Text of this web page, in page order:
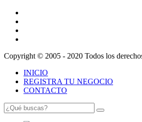
Copyright © 2005 - 2020 Todos los
INICIO
REGISTRA TU NEGOCIO
CONTACTO